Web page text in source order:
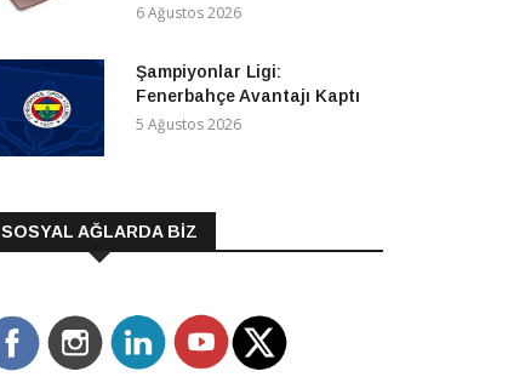
6 Ağustos 2026
Şampiyonlar Ligi:
Fenerbahçe Avantajı Kaptı
5 Ağustos 2026
SOSYAL AĞLARDA BİZ